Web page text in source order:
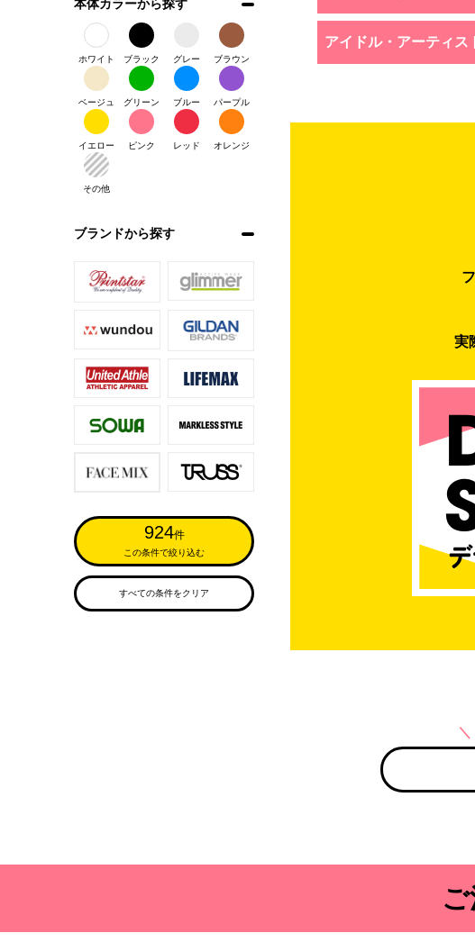
本体カラーから探す
ホワイト ブラック グレー ブラウン
ベージュ グリーン ブルー パープル
イエロー ピンク レッド オレンジ
その他
ブランドから探す
924件
この条件で絞り込む
すべての条件をクリア
アイドル・アーティス
実